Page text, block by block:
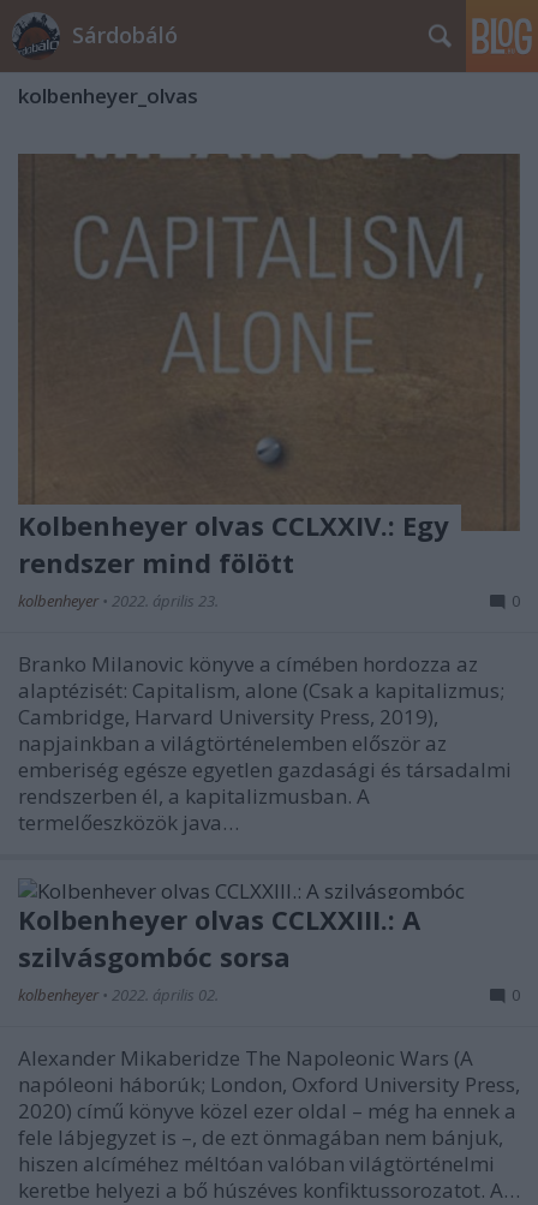
Sárdobáló
kolbenheyer_olvas
Kolbenheyer olvas CCLXXIV.: Egy
rendszer mind fölött
kolbenheyer • 2022. április 23. 0
Branko Milanovic könyve a címében hordozza az
alaptézisét: Capitalism, alone (Csak a kapitalizmus;
Cambridge, Harvard University Press, 2019),
napjainkban a világtörténelemben először az
emberiség egésze egyetlen gazdasági és társadalmi
rendszerben él, a kapitalizmusban. A
termelőeszközök java…
Kolbenheyer olvas CCLXXIII.: A
szilvásgombóc sorsa
kolbenheyer • 2022. április 02. 0
Alexander Mikaberidze The Napoleonic Wars (A
napóleoni háborúk; London, Oxford University Press,
2020) című könyve közel ezer oldal – még ha ennek a
fele lábjegyzet is –, de ezt önmagában nem bánjuk,
hiszen alcíméhez méltóan valóban világtörténelmi
keretbe helyezi a bő húszéves konfiktussorozatot. A…